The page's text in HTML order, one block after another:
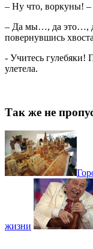
– Ну что, воркуны! –
– Да мы…, да это…,
повернувшись
- Учитесь гулебяки!
улетела.
Так же не
жизни